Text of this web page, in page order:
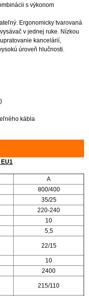
s výkonom
Ergonomicky tvarovaná
v jednej ruke. Nízkou
kancelárií,
úroveň hlučnosti.
kábla
A
800/400
35/25
220-240
10
5,5
22/15
10
2400
215/110